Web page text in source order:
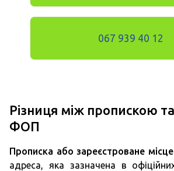
067 939 40 12
Різниця між пропискою
ФОП
Прописка або зареєстроване
адреса, яка зазначена в